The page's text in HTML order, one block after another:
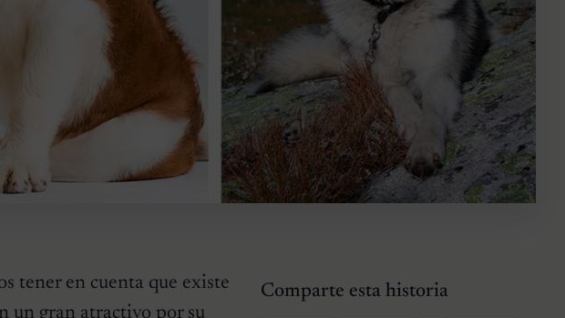
tener en cuenta que existe
un gran atractivo por su
Comparte esta historia